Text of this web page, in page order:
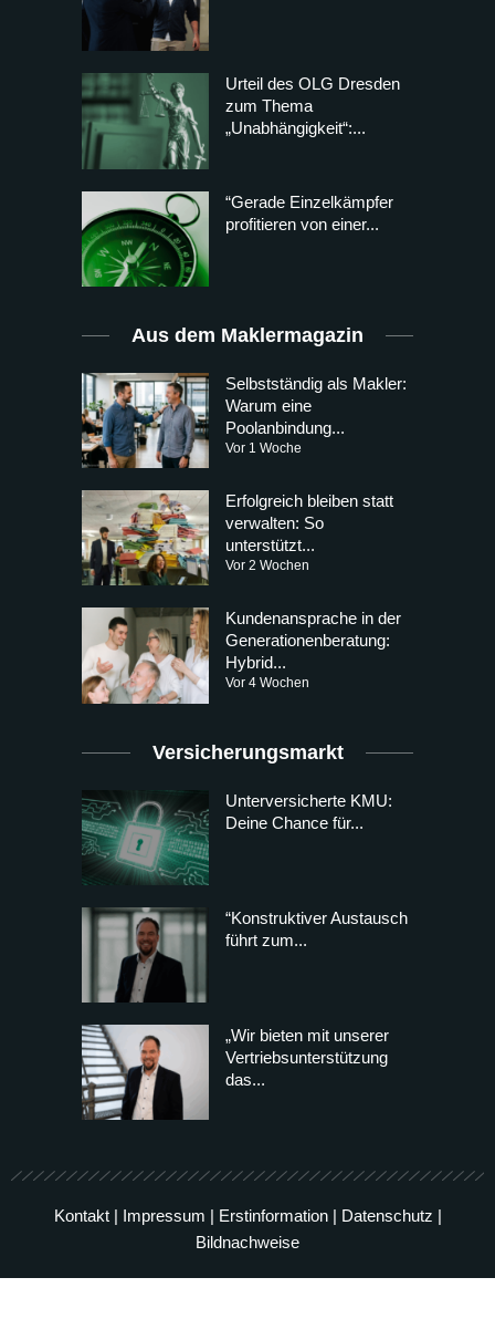
Urteil des OLG Dresden
zum Thema
„Unabhängigkeit“:...
“Gerade Einzelkämpfer
profitieren von einer...
Aus dem Maklermagazin
Selbstständig als Makler:
Warum eine
Poolanbindung...
Vor 1 Woche
Erfolgreich bleiben statt
verwalten: So
unterstützt...
Vor 2 Wochen
Kundenansprache in der
Generationenberatung:
Hybrid...
Vor 4 Wochen
Versicherungsmarkt
Unterversicherte KMU:
Deine Chance für...
“Konstruktiver Austausch
führt zum...
„Wir bieten mit unserer
Vertriebsunterstützung
das...
Kontakt| Impressum | Erstinformation| Datenschutz |
Bildnachweise